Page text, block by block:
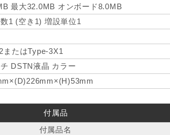
最大32.0MB オンボード8.0MB
1 (空き1) 増設単位1
またはType-3X1
DSTN液晶 カラー
付属品
付属品名